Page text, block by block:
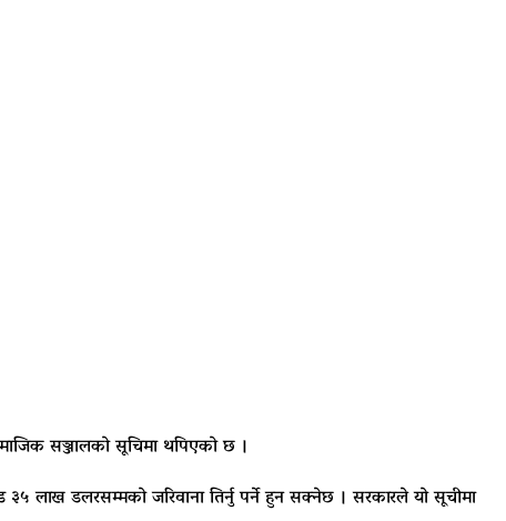
सञ्जालको सूचिमा थपिएको छ ।
लाख डलरसम्मको जरिवाना तिर्नु पर्ने हुन सक्नेछ । सरकारले यो सूचीमा